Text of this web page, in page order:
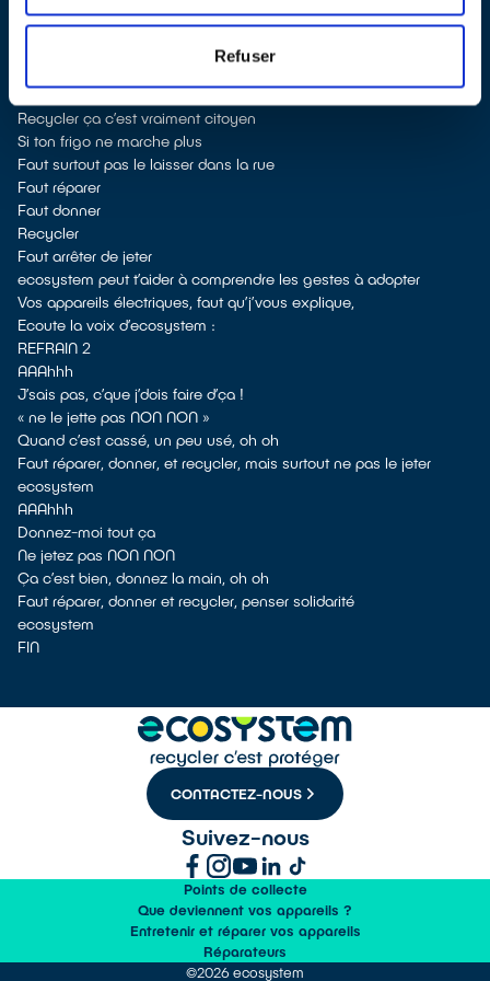
Refuser
Les appareils, pas dans la poubelle !
Le sèche-cheveux, il est pas si vieux !
La terre a b’soin d’un coup de main
Recycler ça c’est vraiment citoyen
Si ton frigo ne marche plus
Faut surtout pas le laisser dans la rue
Faut réparer
Faut donner
Recycler
Faut arrêter de jeter
ecosystem peut t’aider à comprendre les gestes à adopter
Vos appareils électriques, faut qu’j’vous explique,
Ecoute la voix d’ecosystem :
REFRAIN 2
AAAhhh
J’sais pas, c’que j’dois faire d’ça !
« ne le jette pas NON NON »
Quand c’est cassé, un peu usé, oh oh
Faut réparer, donner, et recycler, mais surtout ne pas le jeter
ecosystem
AAAhhh
Donnez-moi tout ça
Ne jetez pas NON NON
Ça c’est bien, donnez la main, oh oh
Faut réparer, donner et recycler, penser solidarité
ecosystem
FIN
CONTACTEZ-NOUS
Suivez-nous
Points de collecte
Que deviennent vos appareils ?
Entretenir et réparer vos appareils
Réparateurs
©2026 ecosystem